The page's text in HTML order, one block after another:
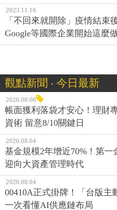
2023.11.16
「不回來就開除」疫情結束
Google等國際企業開始這麼
觀點新聞 ‧ 今日最新
2026.08.06
帳面獲利落袋才安心！理財
資術 留意8/10關鍵日
2026.08.04
基金規模2年增近70%！第
迎向大資產管理時代
2026.08.04
00410A正式掛牌！「台版主
一次看懂AI供應鏈布局